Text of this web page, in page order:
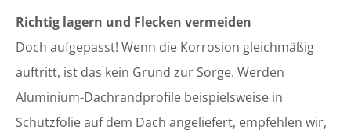
Richtig lagern und Flecken vermeiden
Doch aufgepasst! Wenn die Korrosion gleichmäßig
auftritt, ist das kein Grund zur Sorge. Werden
Aluminium-Dachrandprofile beispielsweise in
Schutzfolie auf dem Dach angeliefert, empfehlen wir,